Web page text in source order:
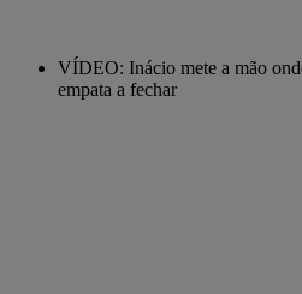
VÍDEO: Inácio mete a mão
empata a fechar